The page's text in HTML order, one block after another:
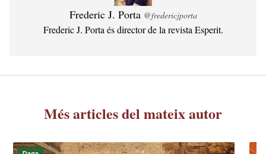
Frederic J. Porta @fredericjporta
Frederic J. Porta és director de la revista Esperit.
Més articles del mateix autor